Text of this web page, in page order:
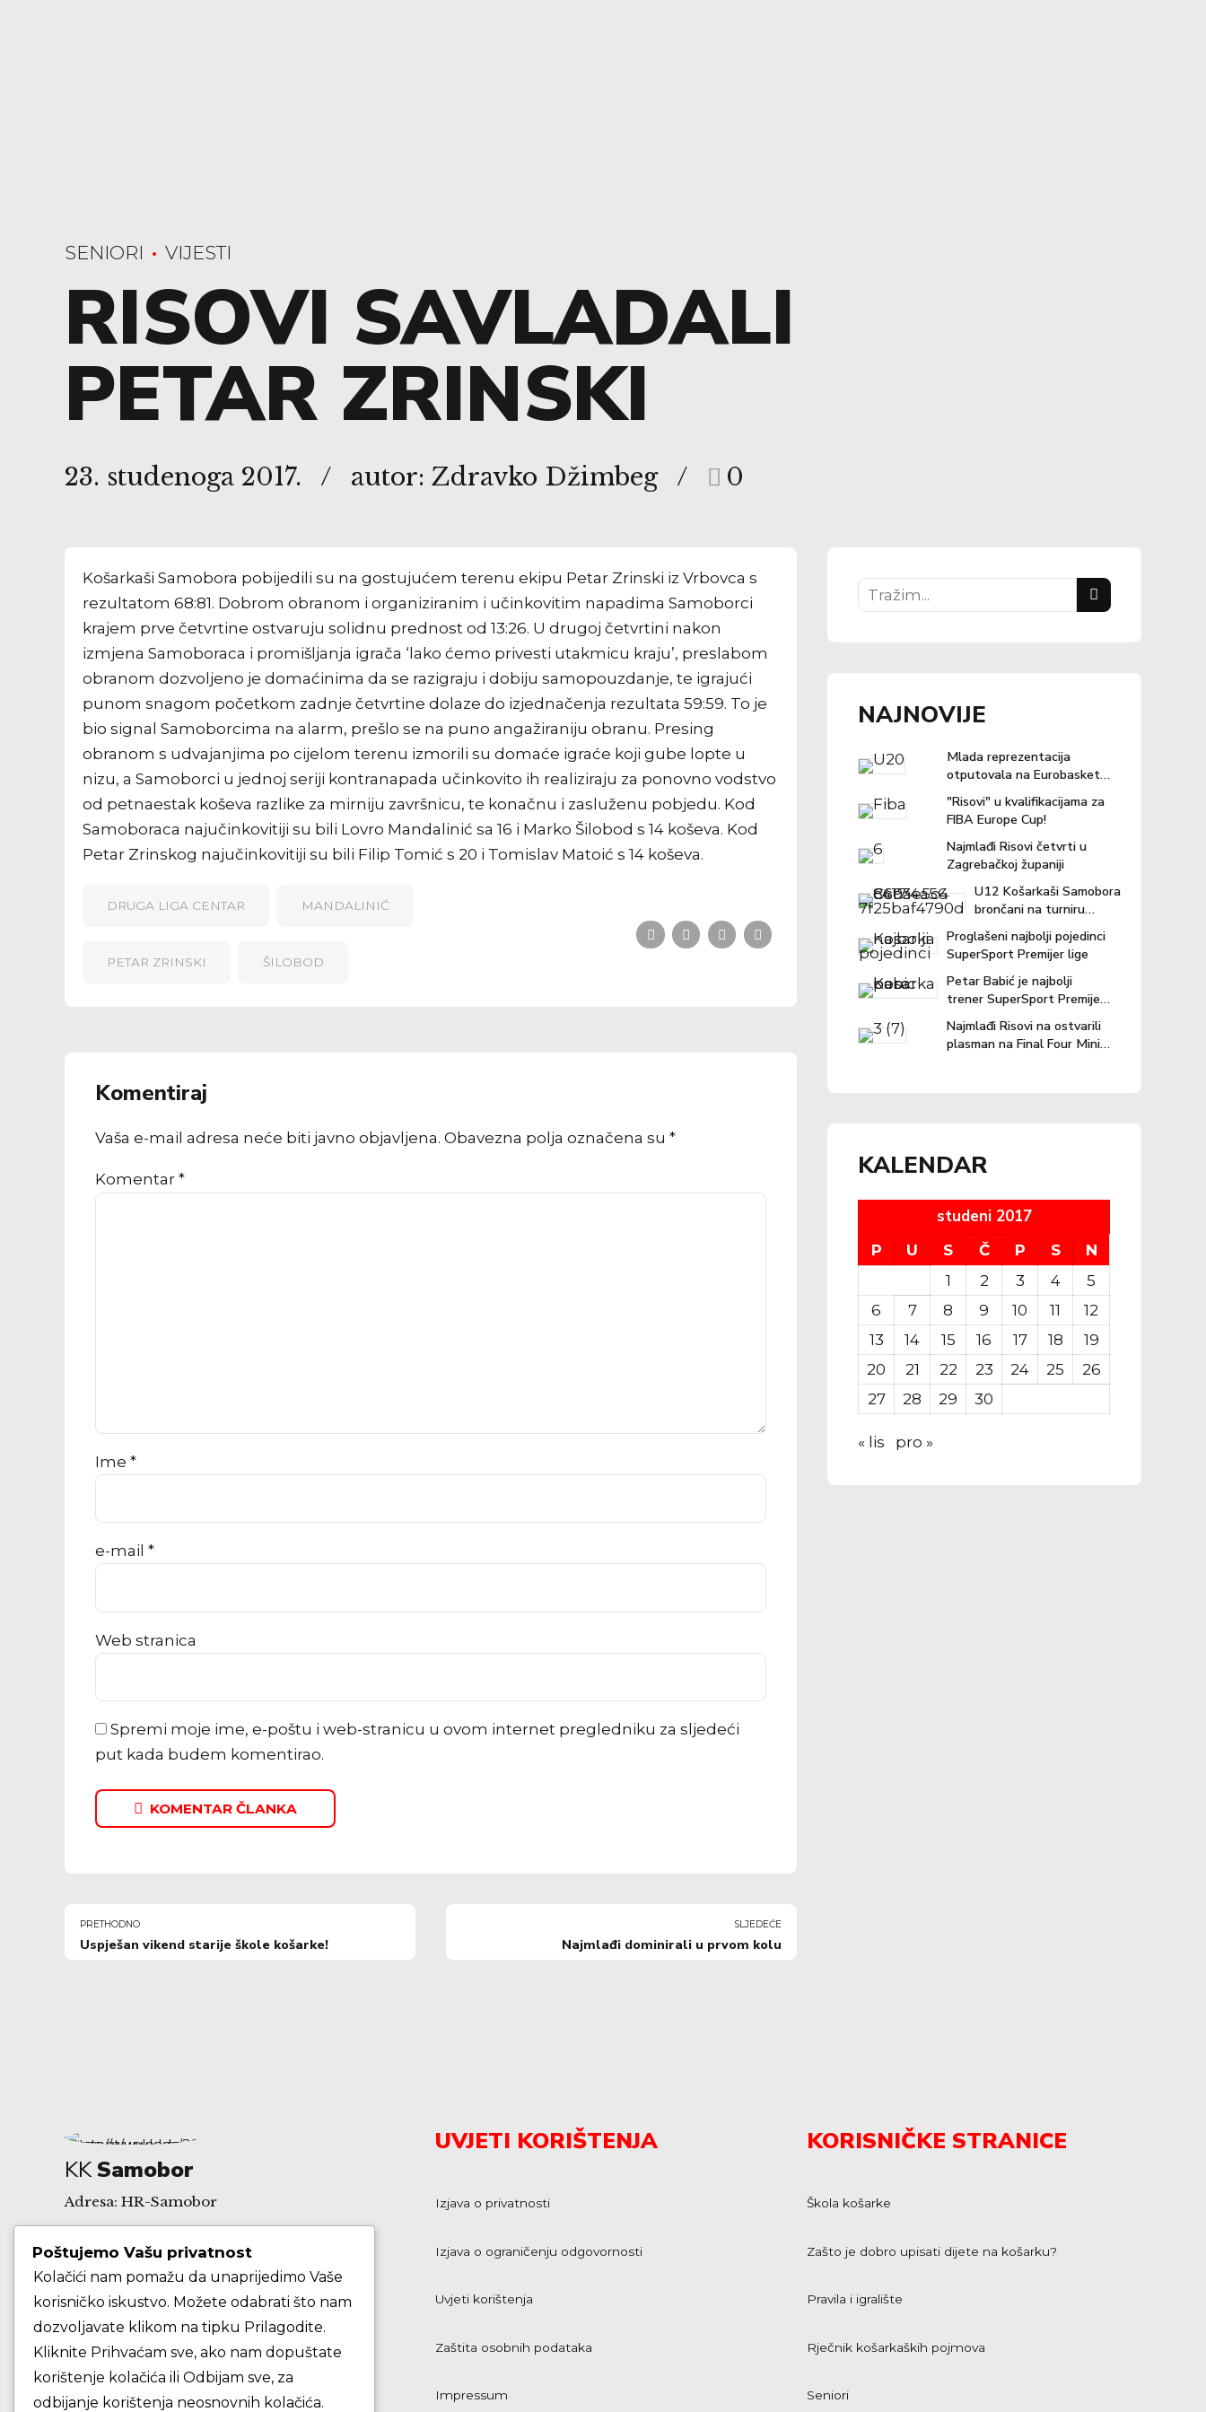
SENIORI VIJESTI
RISOVI SAVLADALI
PETAR ZRINSKI
23. studenoga 2017. autor: Zdravko Džimbeg 0
Košarkaši Samobora pobijedili su na gostujućem terenu ekipu Petar Zrinski iz Vrbovca s
rezultatom 68:81. Dobrom obranom i organiziranim i učinkovitim napadima Samoborci
krajem prve četvrtine ostvaruju solidnu prednost od 13:26. U drugoj četvrtini nakon
izmjena Samoboraca i promišljanja igrača ‘lako ćemo privesti utakmicu kraju’, preslabom
obranom dozvoljeno je domaćinima da se razigraju i dobiju samopouzdanje, te igrajući
punom snagom početkom zadnje četvrtine dolaze do izjednačenja rezultata 59:59. To je
bio signal Samoborcima na alarm, prešlo se na puno angažiraniju obranu. Presing
obranom s udvajanjima po cijelom terenu izmorili su domaće igraće koji gube lopte u
nizu, a Samoborci u jednoj seriji kontranapada učinkovito ih realiziraju za ponovno vodstvo
od petnaestak koševa razlike za mirniju završnicu, te konačnu i zasluženu pobjedu. Kod
Samoboraca najučinkovitiji su bili Lovro Mandalinić sa 16 i Marko Šilobod s 14 koševa. Kod
Petar Zrinskog najučinkovitiji su bili Filip Tomić s 20 i Tomislav Matoić s 14 koševa.
DRUGA LIGA CENTAR MANDALINIĆ
PETAR ZRINSKI ŠILOBOD
Komentiraj
Vaša e-mail adresa neće biti javno objavljena. Obavezna polja označena su *
Komentar *
Ime *
e-mail *
Web stranica
Spremi moje ime, e-poštu i web-stranicu u ovom internet pregledniku za sljedeći
put kada budem komentirao.
KOMENTAR ČLANKA
PRETHODNO
Uspješan vikend starije škole košarke!
SLJEDEĆE
Najmlađi dominirali u prvom kolu
NAJNOVIJE
Mlada reprezentacija
otputovala na Eurobasket u
Ljubljanu
"Risovi" u kvalifikacijama za
FIBA Europe Cup!
Najmlađi Risovi četvrti u
Zagrebačkoj županiji
U12 Košarkaši Samobora
brončani na turniru
"Povratak košarci"
Proglašeni najbolji pojedinci
SuperSport Premijer lige
Petar Babić je najbolji
trener SuperSport Premijer
lige u prošloj sezoni!
Najmlađi Risovi na ostvarili
plasman na Final Four Mini
KALENDAR
studeni 2017
P U S Č P S
N
1
2 3 4
5
6
7 8 9 10 11
12
13
14 15 16 17 18
19
20
21 22 23 24 25
26
27
28 29 30
« lis pro »
KKSamobor
Adresa: HR-Samobor
Andrije Hebranga 26A
E-mail: klub@kksamobor.hr
UVJETI KORIŠTENJA
Izjava o privatnosti
Izjava o ograničenju odgovornosti
Uvjeti korištenja
Zaštita osobnih podataka
Impressum
KORISNIČKE STRANICE
Škola košarke
Zašto je dobro upisati dijete na košarku?
Pravila i igralište
Rječnik košarkaških pojmova
Seniori
Poštujemo Vašu privatnost
Kolačići nam pomažu da unaprijedimo Vaše
korisničko iskustvo. Možete odabrati što nam
dozvoljavate klikom na tipku Prilagodite.
Kliknite Prihvaćam sve, ako nam dopuštate
korištenje kolačića ili Odbijam sve, za
odbijanje korištenja neosnovnih kolačića.